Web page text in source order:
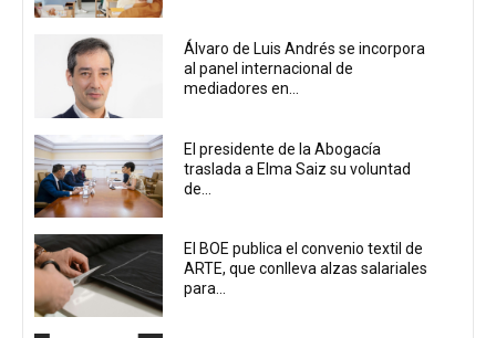
Álvaro de Luis Andrés se incorpora
al panel internacional de
mediadores en...
El presidente de la Abogacía
traslada a Elma Saiz su voluntad
de...
El BOE publica el convenio textil de
ARTE, que conlleva alzas salariales
para...